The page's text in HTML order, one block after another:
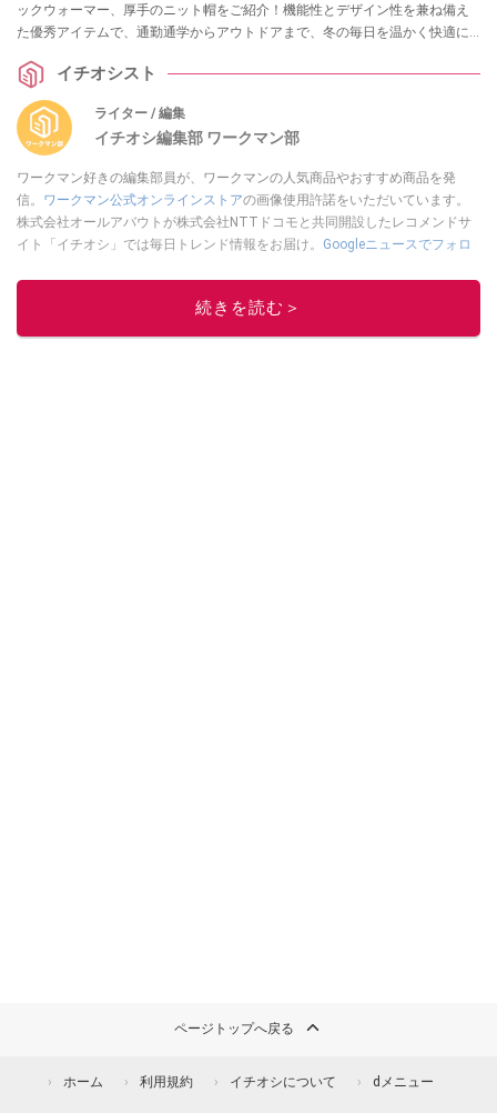
ックウォーマー、厚手のニット帽をご紹介！機能性とデザイン性を兼ね備え
た優秀アイテムで、通勤通学からアウトドアまで、冬の毎日を温かく快適に
イチオシスト
ライター / 編集
イチオシ編集部 ワークマン部
ワークマン好きの編集部員が、ワークマンの人気商品やおすすめ商品を発
信。 ワークマン公式オンラインストアの画像使用許諾をいただいています。
株式会社オールアバウトが株式会社NTTドコモと共同開設したレコメンドサ
イト「イチオシ」では毎日トレンド情報をお届け。 Googleニュースでフォロ
このイチオシストの他の記事を読む
続きを読む＞
ページトップへ戻る
ホーム 利用規約 イチオシについて dメニュー